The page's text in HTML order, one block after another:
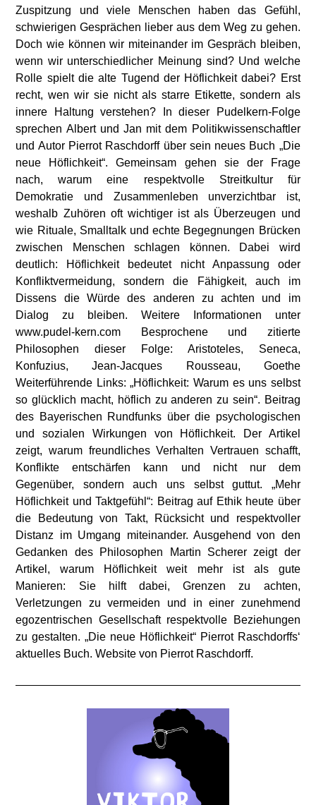
Zuspitzung und viele Menschen haben das Gefühl,
schwierigen Gesprächen lieber aus dem Weg zu gehen.
Doch wie können wir miteinander im Gespräch bleiben,
wenn wir unterschiedlicher Meinung sind? Und welche
Rolle spielt die alte Tugend der Höflichkeit dabei? Erst
recht, wen wir sie nicht als starre Etikette, sondern als
innere Haltung verstehen? In dieser Pudelkern-Folge
sprechen Albert und Jan mit dem Politikwissenschaftler
und Autor Pierrot Raschdorff über sein neues Buch „Die
neue Höflichkeit“. Gemeinsam gehen sie der Frage
nach, warum eine respektvolle Streitkultur für
Demokratie und Zusammenleben unverzichtbar ist,
weshalb Zuhören oft wichtiger ist als Überzeugen und
wie Rituale, Smalltalk und echte Begegnungen Brücken
zwischen Menschen schlagen können. Dabei wird
deutlich: Höflichkeit bedeutet nicht Anpassung oder
Konfliktvermeidung, sondern die Fähigkeit, auch im
Dissens die Würde des anderen zu achten und im
Dialog zu bleiben. Weitere Informationen unter
www.pudel-kern.com Besprochene und zitierte
Philosophen dieser Folge: Aristoteles, Seneca,
Konfuzius, Jean-Jacques Rousseau, Goethe
Weiterführende Links: „Höflichkeit: Warum es uns selbst
so glücklich macht, höflich zu anderen zu sein“. Beitrag
des Bayerischen Rundfunks über die psychologischen
und sozialen Wirkungen von Höflichkeit. Der Artikel
zeigt, warum freundliches Verhalten Vertrauen schafft,
Konflikte entschärfen kann und nicht nur dem
Gegenüber, sondern auch uns selbst guttut. „Mehr
Höflichkeit und Taktgefühl“: Beitrag auf Ethik heute über
die Bedeutung von Takt, Rücksicht und respektvoller
Distanz im Umgang miteinander. Ausgehend von den
Gedanken des Philosophen Martin Scherer zeigt der
Artikel, warum Höflichkeit weit mehr ist als gute
Manieren: Sie hilft dabei, Grenzen zu achten,
Verletzungen zu vermeiden und in einer zunehmend
egozentrischen Gesellschaft respektvolle Beziehungen
zu gestalten. „Die neue Höflichkeit“ Pierrot Raschdorffs‘
aktuelles Buch. Website von Pierrot Raschdorff.